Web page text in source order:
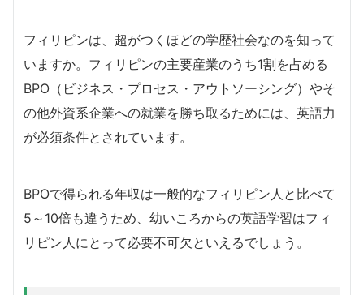
フィリピンは、超がつくほどの学歴社会なのを知って
いますか。フィリピンの主要産業のうち1割を占める
BPO（ビジネス・プロセス・アウトソーシング）やそ
の他外資系企業への就業を勝ち取るためには、英語力
が必須条件とされています。
BPOで得られる年収は一般的なフィリピン人と比べて
5～10倍も違うため、幼いころからの英語学習はフィ
リピン人にとって必要不可欠といえるでしょう。